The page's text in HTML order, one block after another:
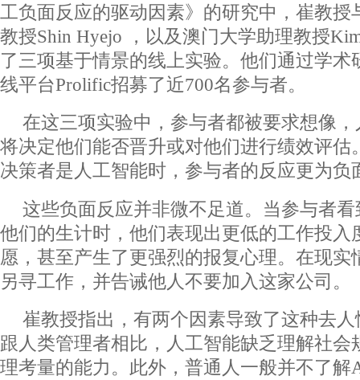
工负面反应的驱动因素》的研究中，崔教授
教授Shin Hyejo ，以及澳门大学助理教授
了三项基于情景的线上实验。他们通过学术
线平台Prolific招募了近700名参与者。
在这三项实验中，参与者都被要求想像
将决定他们能否晋升或对他们进行绩效评估
决策者是人工智能时，参与者的反应更为负
这些负面反应并非微不足道。当参与者
他们的生计时，他们表现出更低的工作投入
愿，甚至产生了更强烈的报复心理。在现实
另寻工作，并告诫他人不要加入这家公司。
崔教授指出，有两个因素导致了这种去
跟人类管理者相比，人工智能缺乏理解社会
理考量的能力。此外，普通人一般并不了